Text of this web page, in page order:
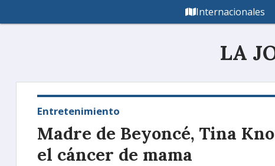
LA
Internacionales
Madre de Beyoncé, Tina
el cáncer de mama
Entretenimiento